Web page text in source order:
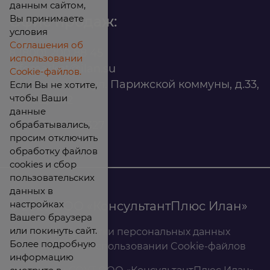
Офис продаж:
infomarket@ilan.su
г. Красноярск, ул. Парижской коммуны, д.33,
помещ. 302
ИНН: 2465263327
© 2026 ООО «КонсультантПлюс Илан»
Политика обработки персональных данных
Соглашение об использовании Cookie-файлов
данным сайтом,
Вы принимаете
условия
Соглашения об
использовании
Cookie-файлов.
Если Вы не хотите,
чтобы Ваши
данные
обрабатывались,
просим отключить
обработку файлов
cookies и сбор
пользовательских
данных в
настройках
Вашего браузера
или покинуть сайт.
Более подробную
информацию